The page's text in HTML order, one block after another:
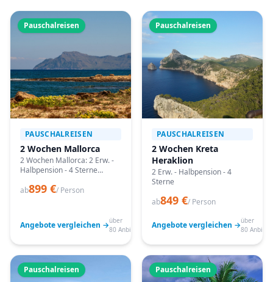
Pauschalreisen
PAUSCHALREISEN
2 Wochen Mallorca
2 Wochen Mallorca: 2 Erw. -
Halbpension - 4 Sterne
passende Termine prüfen
ab899 €/ Person
Angebote vergleichen →über
80 Anbieter
Pauschalreisen
PAUSCHALREISEN
2 Wochen Kreta
Heraklion
2 Erw. - Halbpension - 4
Sterne
ab849 €/ Person
Angebote vergleichen →über
80
Pauschalreisen Pauschalreisen